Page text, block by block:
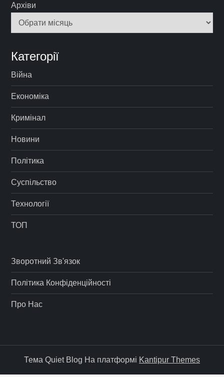
Архіви
Категорії
Війна
Економіка
Кримінал
Новини
Політика
Суспільство
Технології
ТОП
Зворотний Зв'язок
Політика Конфіденційності
Про Нас
Тема Quiet Blog На платформі Kantipur Themes